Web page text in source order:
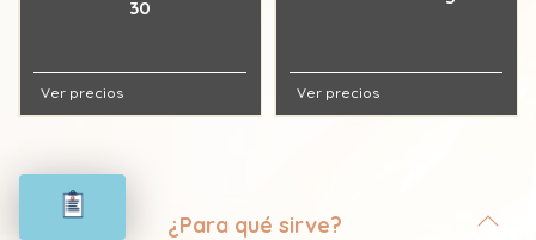
30
Ver precios Ver precios
¿Para qué sirve?